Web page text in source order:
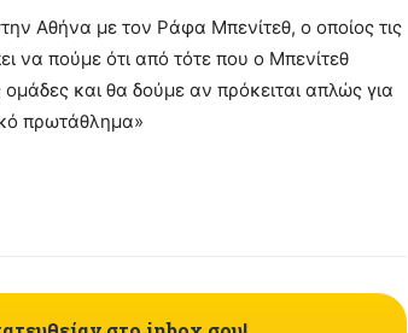
Αθήνα με τον Ράφα Μπενίτεθ, ο οποίος τις
να πούμε ότι από τότε που ο Μπενίτεθ
και θα δούμε αν πρόκειται απλώς για
πρωτάθλημα»